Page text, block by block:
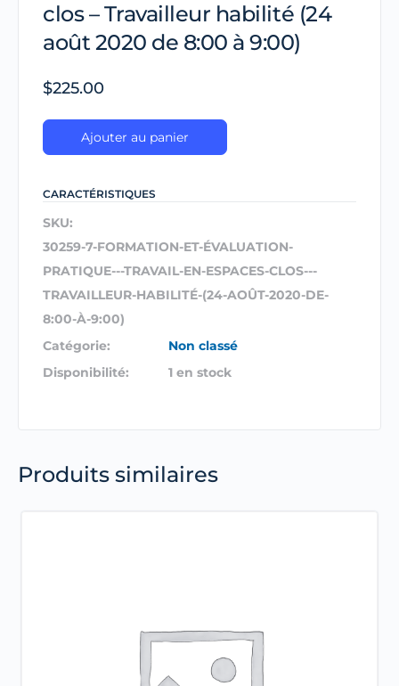
clos – Travailleur habilité (24
août 2020 de 8:00 à 9:00)
$225.00
Ajouter au panier
CARACTÉRISTIQUES
SKU:
30259-7-FORMATION-ET-ÉVALUATION-
PRATIQUE---TRAVAIL-EN-ESPACES-CLOS---
TRAVAILLEUR-HABILITÉ-(24-AOÛT-2020-DE-
8:00-À-9:00)
Catégorie:
Non classé
Disponibilité:
1 en stock
Produits similaires